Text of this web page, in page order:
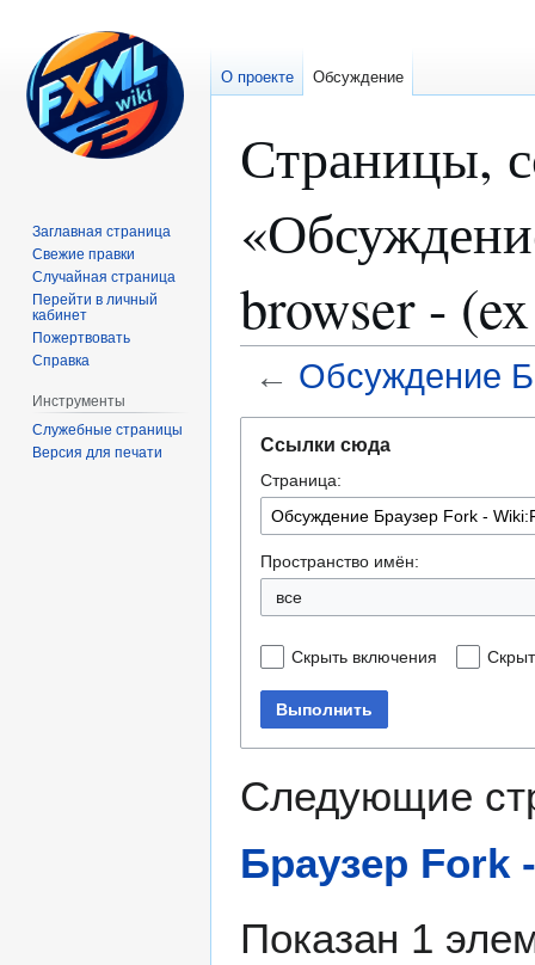
Страницы,
browser -
← Обсуждение
навигации
поиску
Ссылки сюда
Страница:
Пространство имён:
все
Скрыть включения
Выполнить
Следующие
Браузер Fork
Показан 1
О проекте Обсуждение
Заглавная страница
Свежие правки
Случайная страница
Перейти в личный
кабинет
Пожертвовать
Справка
Инструменты
Служебные страницы
Версия для печати